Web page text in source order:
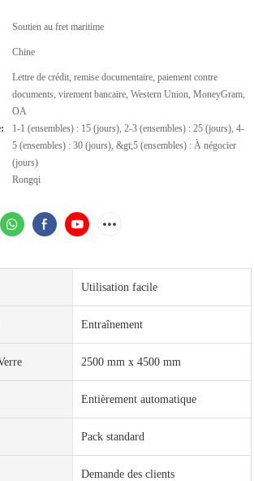
Soutien au fret maritime
Chine
Lettre de crédit, remise documentaire, paiement contre
documents, virement bancaire, Western Union, MoneyGram,
OA
1-1 (ensembles) : 15 (jours), 2-3 (ensembles) : 25 (jours), 4-
5 (ensembles) : 30 (jours), &gt;5 (ensembles) : À négocier
(jours)
Rongqi
Utilisation facile
Entraînement
2500 mm x 4500 mm
Entièrement automatique
Pack standard
Demande des clients